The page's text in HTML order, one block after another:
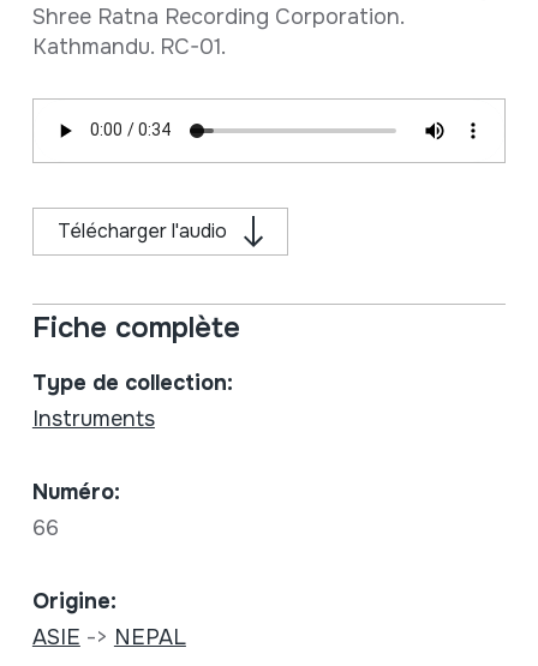
Shree Ratna Recording Corporation.
Kathmandu. RC-01.
Télécharger l'audio
Fiche complète
Type de collection:
Instruments
Numéro:
66
Origine:
ASIE -> NEPAL